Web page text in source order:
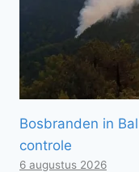
Bosbranden in
controle
6 augustus 2026